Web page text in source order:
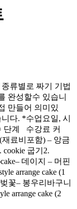
류별로 짜기 기법
완성할수 있습니
만들어 의미있
다. *수업요일, 시
단계 수강료 커
료비포함) – 앙금
굽기2.
데이지 – 머핀
arrange cake (1
꽃– 봉우리바구니
arrange cake (2